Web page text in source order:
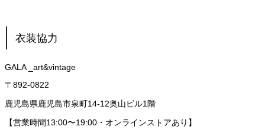
衣装協力
GALA _art&vintage
〒892-0822
鹿児島県鹿児島市泉町14-12奥山ビル1階
【営業時間13:00〜19:00・オンラインストアあり】